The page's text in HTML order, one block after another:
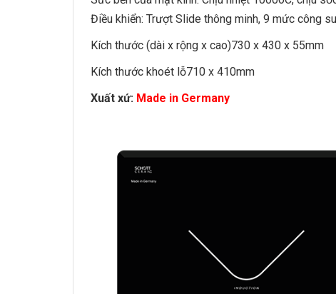
Điều khiển: Trượt Slide thông minh, 9 mức công
Kích thước (dài x rộng x cao)730 x 430 x 55mm
Kích thước khoét lỗ710 x 410mm
Xuất xứ: Made in Germany